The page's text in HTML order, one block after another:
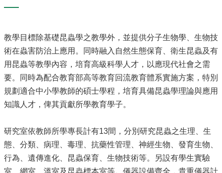
所
系
所
簡
介
系
所
法
系
所
成
教學目標除基礎昆蟲學之教學外，並提供分子生物學、生物技
術在蟲害防治上應用。同時融入自然生態保育、衛生昆蟲及有
用昆蟲等教學內容，培育高級科學人才，以應現代社會之需
要。同時為配合教育部高等教育回流教育體系實施方案，特別
規劃適合中小學教師的碩士學程，培育具備昆蟲學理論與應用
知識人才，俾其貢獻所學教育學子。
研究室依教師所學專長計有13間，分別研究昆蟲之生理、生
態、分類、病理、毒理、抗藥性管理、神經生物、發育生物、
行為、遺傳進化、昆蟲保育、生物技術等。另設有學生實驗
室、網室、溫室及昆蟲標本室等。儀器設備齊全，貴重儀器計